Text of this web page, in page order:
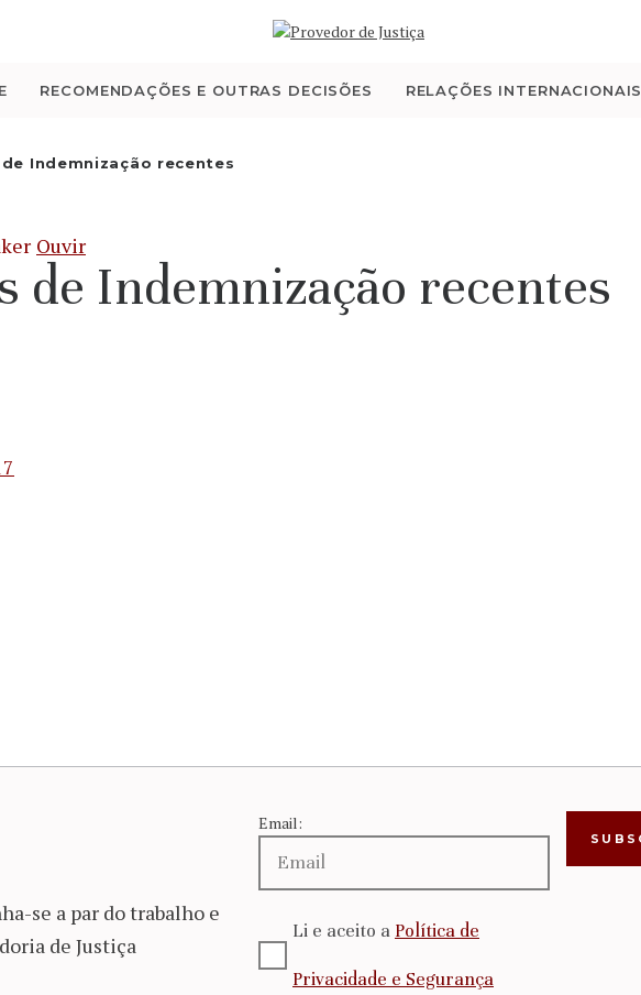
RECOMENDAÇÕES E OUTRAS DECISÕES RELAÇÕES INTERNACIONAIS
Indemnização recentes
QUEM SOMOS
ATIVIDADE
RECOMENDAÇÕES E
RELAÇÕES
INTERNACIONAIS
Ouvir
de Indemnização recentes
se a par do trabalho e
de Justiça
Email:
Li e aceito a Política de
Privacidade e Segurança